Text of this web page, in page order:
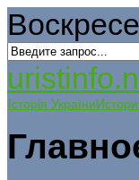
Історія України